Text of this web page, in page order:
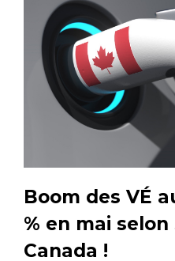
Boom des VÉ
% en mai
Canada !